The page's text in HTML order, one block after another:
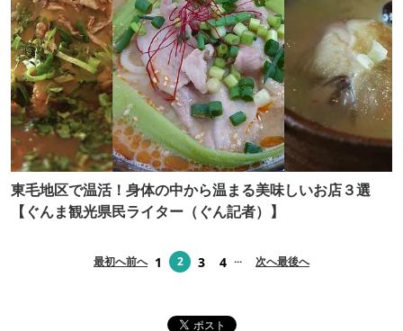
東毛地区で温活！身体の中から温まる美味しいお店３選
【ぐんま観光県民ライター（ぐん記者）】
最初へ前へ 1 2 3 4 ... 次へ最後へ